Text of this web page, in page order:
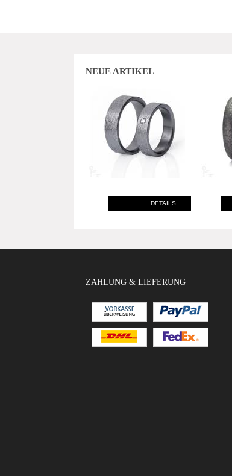
NEUE ARTIKEL
DETAILS
ZAHLUNG & LIEFERUNG